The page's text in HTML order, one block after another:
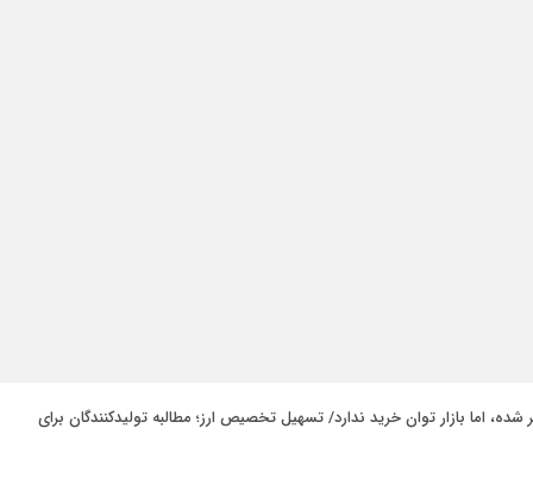
شده، اما بازار توان خرید ندارد/ تسهیل تخصیص ارز؛ مطالبه تولیدکنندگان برای